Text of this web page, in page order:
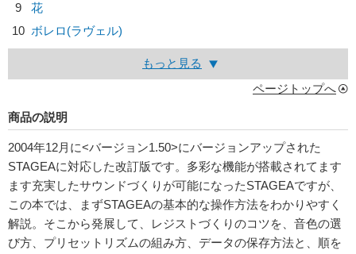
9
花
10 ボレロ(ラヴェル)
もっと見る
ページトップへ
商品の説明
2004年12月に<バージョン1.50>にバージョンアップされた
STAGEAに対応した改訂版です。多彩な機能が搭載されてます
ます充実したサウンドづくりが可能になったSTAGEAですが、
この本では、まずSTAGEAの基本的な操作方法をわかりやすく
解説。そこから発展して、レジストづくりのコツを、音色の選
び方、プリセットリズムの組み方、データの保存方法と、順を